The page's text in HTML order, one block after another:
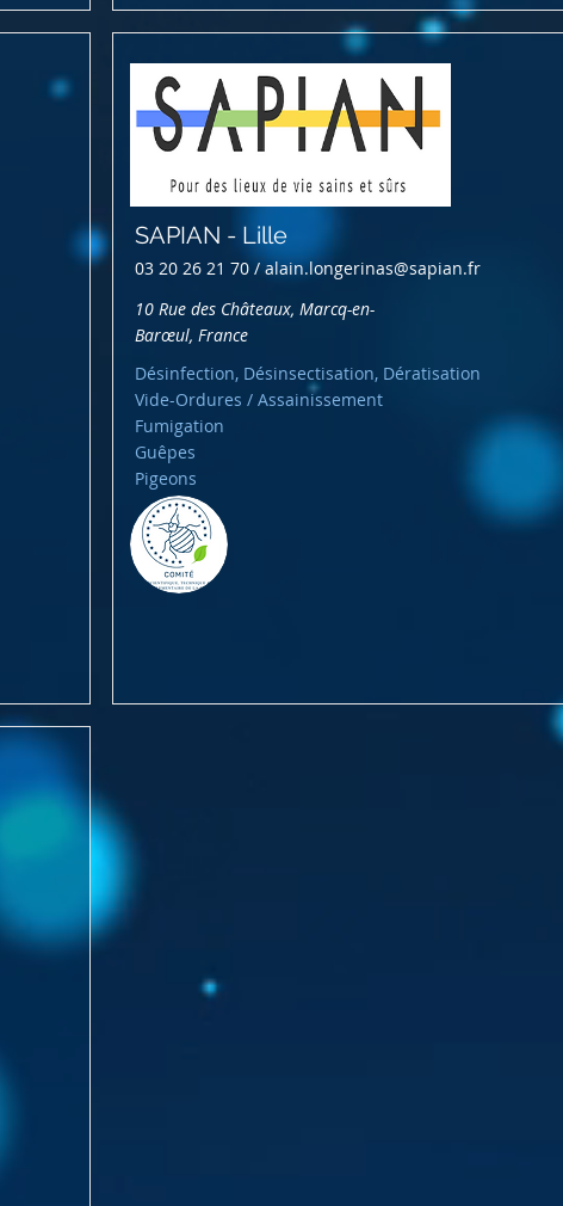
SAPIAN - Lille
03 20 26 21 70 /alain.longerinas@sapian.fr
10 Rue des Châteaux, Marcq-en-
Barœul, France
Désinfection, Désinsectisation, Dératisation
Vide-Ordures / Assainissement
Fumigation
Guêpes
Pigeons